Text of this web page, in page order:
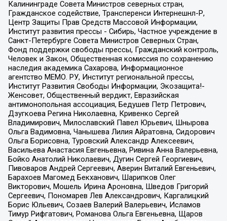
Калининграде Совета Министров северных стран,
Гражданское содействие, Трансперенси Интернешнл-Р,
Центр Защиты Прав Средств Массовой Информации,
Институт развития прессы - Сибирь, Частное учреждение в
Санкт-Петербурге Совета Министров Северных Стран,
Фонд поддержки свободы прессы, Гражданский контроль,
Человек и Закон, Общественная комиссия по сохранению
наследия академика Сахарова, Информационное
агентство МЕМО. РУ, Институт региональной прессы,
Институт Развития Свободы Информации, Экозащита!-
Женсовет, Общественный вердикт, Евразийская
антимонопольная ассоциация, Бедушев Петр Петрович,
Дзугкоева Регина Николаевна, Кривенко Сергей
Владимирович, Милославский Павел Юрьевич, Шнырова
Ольга Вадимовна, Чанышева Лилия Айратовна, Сидорович
Ольга Борисовна, Туровский Александр Алексеевич,
Васильева Анастасия Евгеньевна, Ривина Анна Валерьевна,
Бойко Анатолий Николаевич, Дугин Сергей Георгиевич,
Пивоваров Андрей Сергеевич, Аверин Виталий Евгеньевич,
Барахоев Магомед Бекханович, Шарипков Олег
Викторович, Мошель Ирина Ароновна, Шведов Григорий
Сергеевич, Пономарев Лев Александрович, Каргалицкий
Борис Юльевич, Созаев Валерий Валерьевич, Исламов
Тимур Рифгатович, Романова Ольга Евгеньевна, Щаров